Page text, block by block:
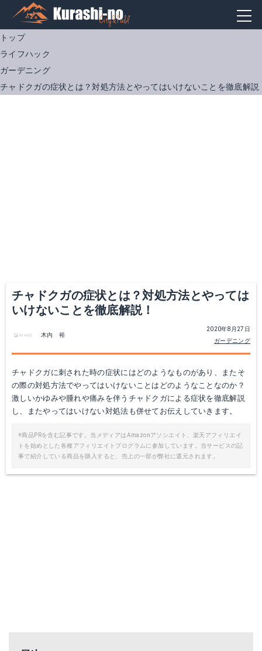
トップ
ライフハック
ガーデニング
チャドクガの症状とは？対処方法とやってはいけないことを徹底解説
チャドクガの症状とは？対処方法とやっては
いけないことを徹底解説！
2020年8月27日
ガーデニング
木内 裕
チャドクガに刺された時の症状にはどのようなものがあり、またそ
の際の対処方法でやってはいけないことはどのようなことなのか？
激しいかゆみや腫れや痛みを伴うチャドクガによる症状を徹底解説
し、またやってはいけない対処法も併せてお伝えしていきます。
※商品PRを含む記事です。当メディアはAmazonアソシエイト、楽天アフィリエイ
トを始めとした各種アフィリエイトプログラムに参加しています。当サービスの記
事で紹介している商品を購入すると、売上の一部が弊社に還元されます。